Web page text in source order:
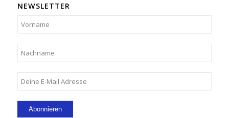
NEWSLETTER